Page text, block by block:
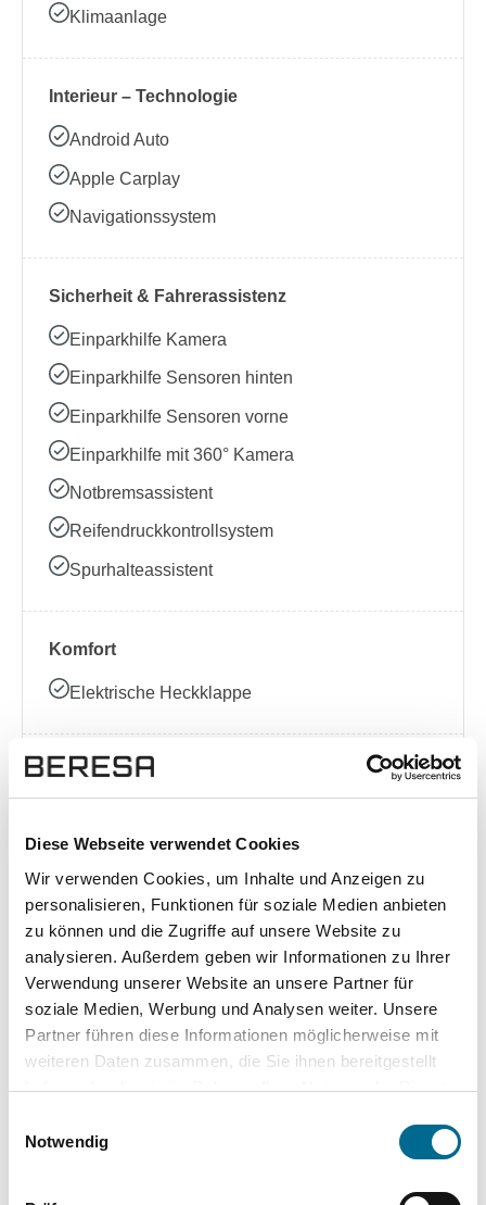
Diese Webseite verwendet Cookies
Wir verwenden Cookies, um Inhalte und Anzeigen zu
personalisieren, Funktionen für soziale Medien anbieten
zu können und die Zugriffe auf unsere Website zu
analysieren. Außerdem geben wir Informationen zu Ihrer
Verwendung unserer Website an unsere Partner für
soziale Medien, Werbung und Analysen weiter. Unsere
Partner führen diese Informationen möglicherweise mit
weiteren Daten zusammen, die Sie ihnen bereitgestellt
haben oder die sie im Rahmen Ihrer Nutzung der Dienste
Cookies, wenn Sie unsere Webseite weiterhin nutzen.
Notwendig
Klimaanlage
Interieur – Technologie
Android Auto
Apple Carplay
Navigationssystem
Sicherheit & Fahrerassistenz
Einparkhilfe Kamera
Einparkhilfe Sensoren hinten
Einparkhilfe Sensoren vorne
Einparkhilfe mit 360° Kamera
Notbremsassistent
Reifendruckkontrollsystem
Spurhalteassistent
Komfort
Elektrische Heckklappe
Exposé herunterladen [pdf]
Unsere Vorteile
wuddi Leasing Kauf
Versicherung ✔ - -
-